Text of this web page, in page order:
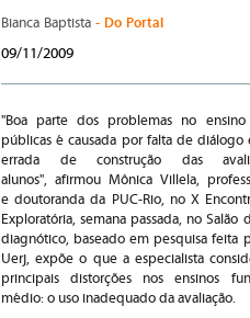
Bianca Baptista - Do Portal
09/11/2009
"Boa parte dos problemas no ensino
públicas é causada por falta de diálogo
errada de construção das
alunos", afirmou Mônica Villela,
e doutoranda da PUC-Rio, no X
Exploratória, semana passada, no Salão
diagnótico, baseado em pesquisa feita
Uerj, expõe o que a especialista
principais distorções nos ensinos
médio: o uso inadequado da avaliação.